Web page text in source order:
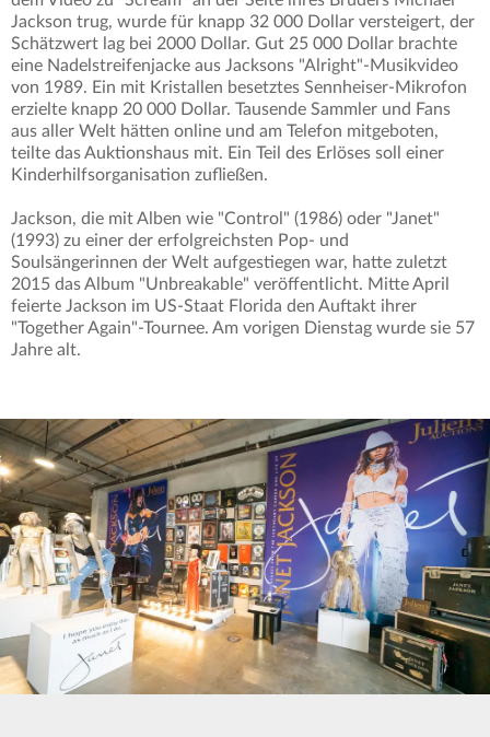
Jackson trug, wurde für knapp 32 000 Dollar versteigert, der
Schätzwert lag bei 2000 Dollar. Gut 25 000 Dollar brachte
eine Nadelstreifenjacke aus Jacksons "Alright"-Musikvideo
von 1989. Ein mit Kristallen besetztes Sennheiser-Mikrofon
erzielte knapp 20 000 Dollar. Tausende Sammler und Fans
aus aller Welt hätten online und am Telefon mitgeboten,
teilte das Auktionshaus mit. Ein Teil des Erlöses soll einer
Kinderhilfsorganisation zufließen.
Jackson, die mit Alben wie "Control" (1986) oder "Janet"
(1993) zu einer der erfolgreichsten Pop- und
Soulsängerinnen der Welt aufgestiegen war, hatte zuletzt
2015 das Album "Unbreakable" veröffentlicht. Mitte April
feierte Jackson im US-Staat Florida den Auftakt ihrer
"Together Again"-Tournee. Am vorigen Dienstag wurde sie 57
Jahre alt.